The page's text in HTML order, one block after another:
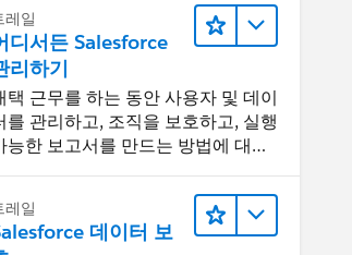
레일
디서든 Salesforce
리하기
택 근무를 하는 동안 사용자 및 데이
를 관리하고, 조직을 보호하고, 실행
능한 보고서를 만드는 방법에 대해
레일
데이터 보